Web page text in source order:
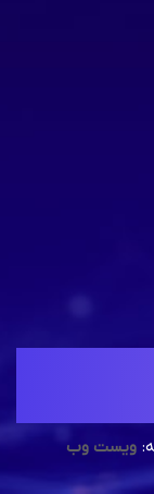
ویست وب